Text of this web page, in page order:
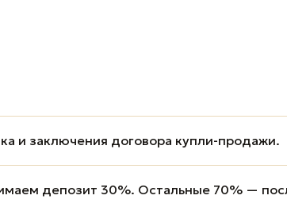
и заключения договора купли-продажи.
депозит 30%. Остальные 70% —